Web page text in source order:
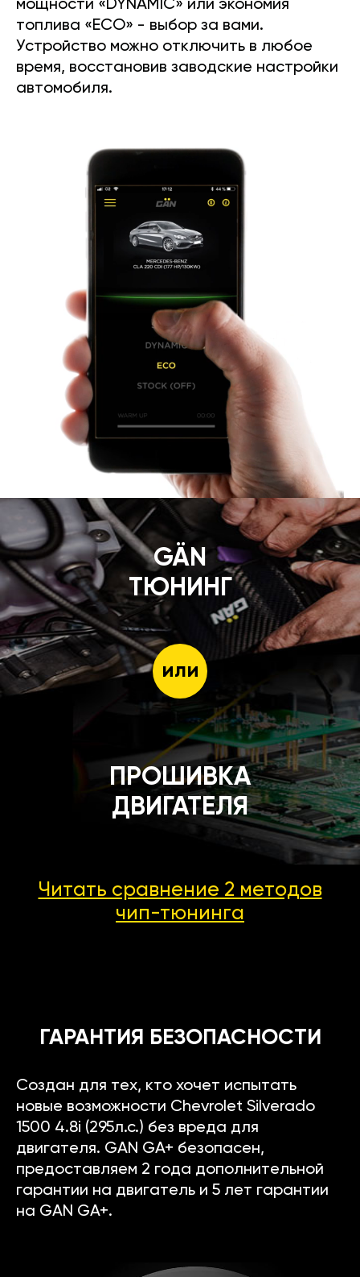
мощности «DYNAMIC» или экономия
топлива «ECO» - выбор за вами.
Устройство можно отключить в любое
время, восстановив заводские настройки
автомобиля.
GÄN
ТЮНИНГ
или
ПРОШИВКА
ДВИГАТЕЛЯ
Читать сравнение 2 методов
чип-тюнинга
ГАРАНТИЯ БЕЗОПАСНОСТИ
Создан для тех, кто хочет испытать
новые возможности Chevrolet Silverado
1500 4.8i (295л.с.) без вреда для
двигателя. GAN GA+ безопасен,
предоставляем 2 года дополнительной
гарантии на двигатель и 5 лет гарантии
на GAN GA+.